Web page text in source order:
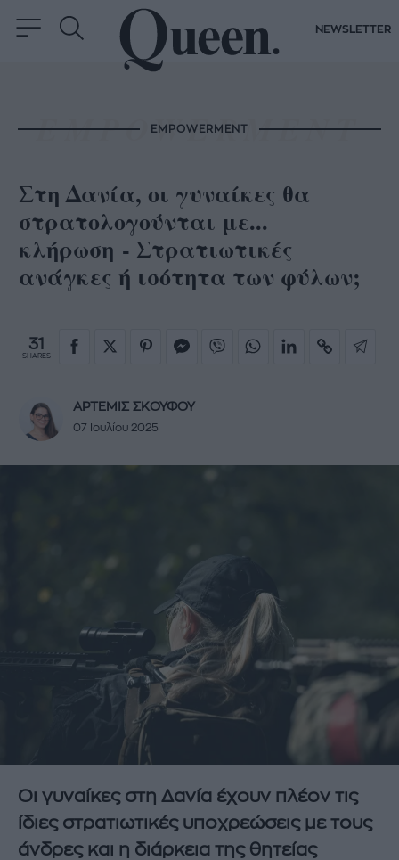
NEWSLETTER
EMPOWERMENT
Στη Δανία, οι γυναίκες θα
στρατολογούνται με...
κλήρωση - Στρατιωτικές
ανάγκες ή ισότητα των φύλων;
31
SHARES
ΑΡΤΕΜΙΣ ΣΚΟΥΦΟΥ
07 Ιουλίου 2025
Οι γυναίκες στη Δανία έχουν πλέον τις
ίδιες στρατιωτικές υποχρεώσεις με τους
άνδρες και η διάρκεια της θητείας